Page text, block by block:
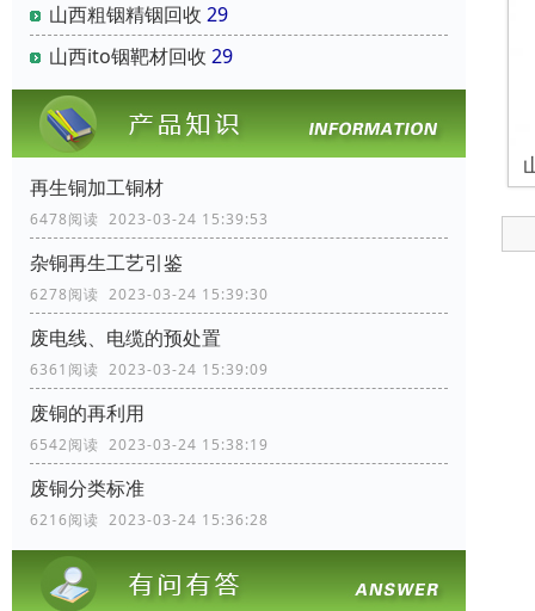
山西粗铟精铟回收 29
山西ito铟靶材回收 29
再生铜加工铜材
6478阅读 2023-03-24 15:39:53
杂铜再生工艺引鉴
6278阅读 2023-03-24 15:39:30
废电线、电缆的预处置
6361阅读 2023-03-24 15:39:09
废铜的再利用
6542阅读 2023-03-24 15:38:19
废铜分类标准
6216阅读 2023-03-24 15:36:28